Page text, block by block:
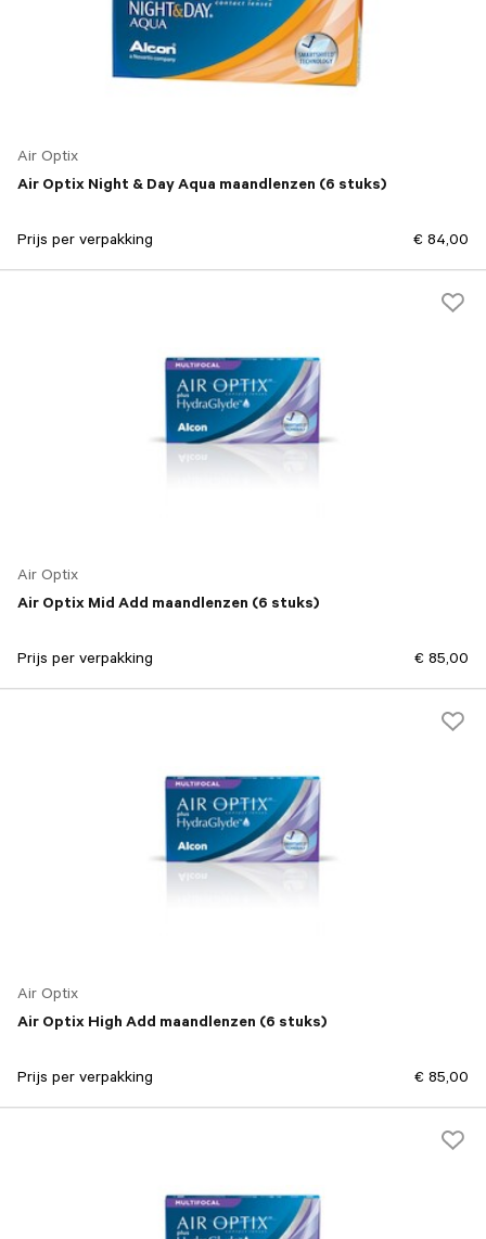
Air Optix
Air Optix Night & Day Aqua maandlenzen (6 stuks)
Prijs per verpakking € 84,00
Air Optix
Air Optix Mid Add maandlenzen (6 stuks)
Prijs per verpakking € 85,00
Air Optix
Air Optix High Add maandlenzen (6 stuks)
Prijs per verpakking € 85,00